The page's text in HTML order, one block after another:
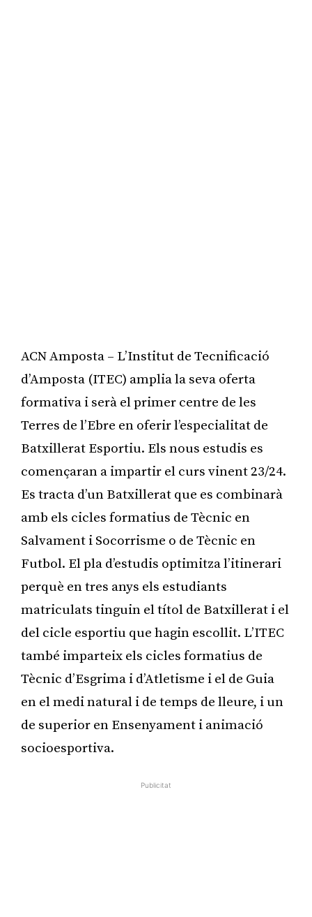
ACN Amposta – L’Institut de Tecnificació
d’Amposta (ITEC) amplia la seva oferta
formativa i serà el primer centre de les
Terres de l’Ebre en oferir l’especialitat de
Batxillerat Esportiu. Els nous estudis es
començaran a impartir el curs vinent 23/24.
Es tracta d’un Batxillerat que es combinarà
amb els cicles formatius de Tècnic en
Salvament i Socorrisme o de Tècnic en
Futbol. El pla d’estudis optimitza l’itinerari
perquè en tres anys els estudiants
matriculats tinguin el títol de Batxillerat i el
del cicle esportiu que hagin escollit. L’ITEC
també imparteix els cicles formatius de
Tècnic d’Esgrima i d’Atletisme i el de Guia
en el medi natural i de temps de lleure, i un
de superior en Ensenyament i animació
socioesportiva.
Publicitat